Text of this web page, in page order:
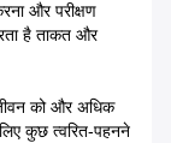
और परीक्षण
है ताकत और
को और अधिक
कुछ त्वरित-पहनने